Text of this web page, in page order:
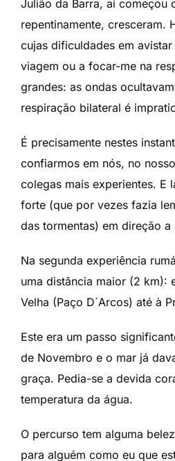
Julião da Barra, aí começou
repentinamente, cresceram.
cujas dificuldades em
viagem ou a focar-me na
grandes: as ondas
respiração bilateral é
É precisamente nestes
confiarmos em nós, no
colegas mais experientes. E
forte (que por vezes fazia
das tormentas) em direção a
Na segunda experiência
uma distância maior (2 km):
Velha (Paço D´Arcos) até à
Este era um passo
de Novembro e o mar já
graça. Pedia-se a devida
temperatura da água.
O percurso tem alguma
para alguém como eu que